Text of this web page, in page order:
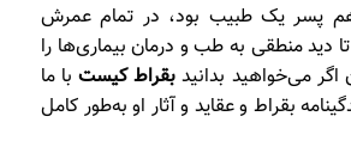
پسر یک طبیب بود، در تمام عمرش
دید منطقی به طب و درمان بیماری‌ها را
می‌خواهید بدانید بقراط کیستبا ما
بقراط و عقاید و آثار او به‌طور کامل